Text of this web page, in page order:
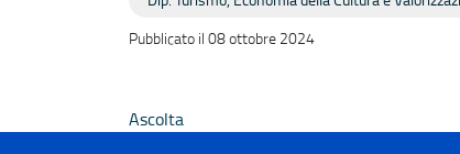
Pubblicato il 08 ottobre 2024
Ascolta